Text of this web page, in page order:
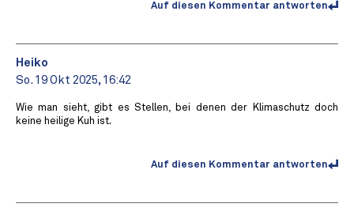
Auf diesen Kommentar antworten
Heiko
So. 19 Okt 2025, 16:42
Wie man sieht, gibt es Stellen, bei denen der Klimaschutz doch
keine heilige Kuh ist.
Auf diesen Kommentar antworten